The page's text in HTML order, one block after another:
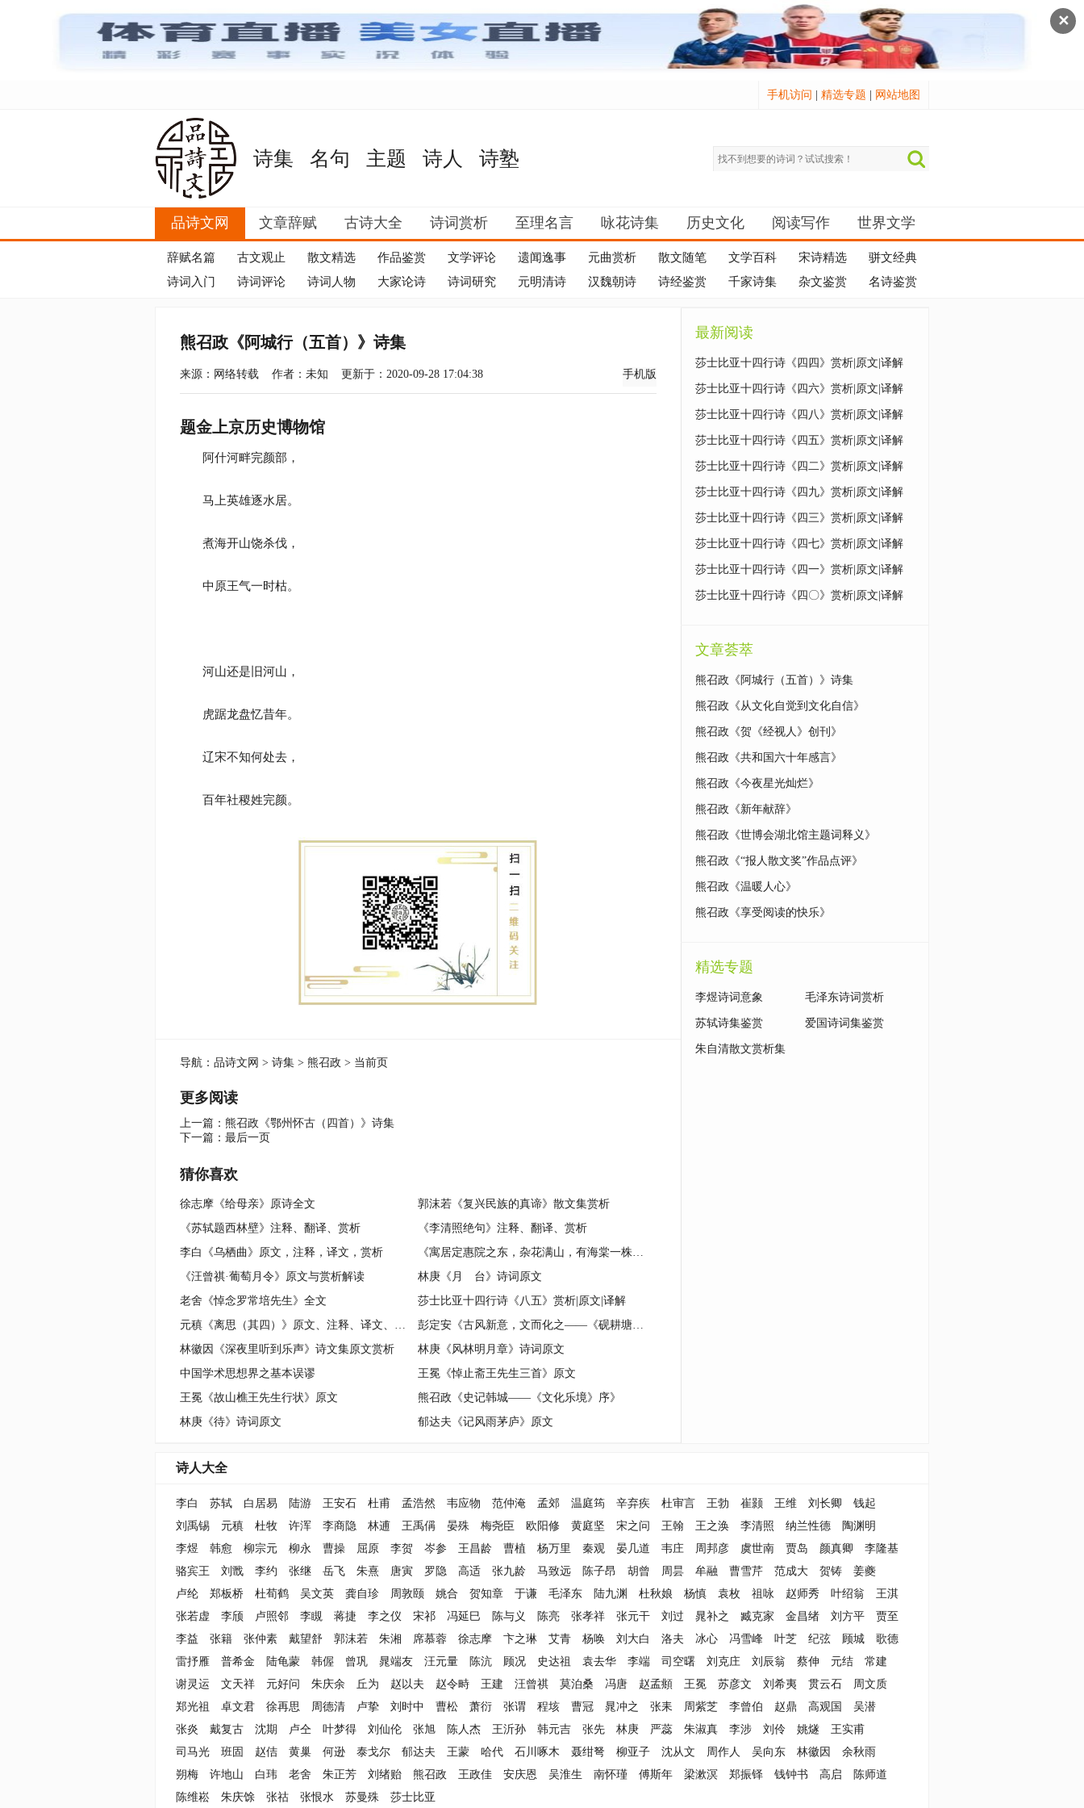
✕
手机访问 精选专题 网站地图
诗集 名句 主题 诗人 诗塾
品诗文网 文章辞赋 古诗大全 诗词赏析 至理名言 咏花诗集 历史文化 阅读写作 世界文学
辞赋名篇 古文观止 散文精选 作品鉴赏 文学评论 遗闻逸事 元曲赏析 散文随笔 文学百科 宋诗精选
骈文经典
诗词入门
诗词评论 诗词人物 大家论诗 诗词研究 元明清诗 汉魏朝诗 诗经鉴赏 千家诗集 杂文鉴赏 名诗鉴赏
熊召政《阿城行（五首）》诗集
来源：网络转载 作者：未知 更新于：2020-09-28 17:04:38 手机版
题金上京历史博物馆
阿什河畔完颜部，
马上英雄逐水居。
煮海开山饶杀伐，
中原王气一时枯。
河山还是旧河山，
虎踞龙盘忆昔年。
辽宋不知何处去，
百年社稷姓完颜。
导航： 品诗文网 > 诗集 > 熊召政 > 当前页
更多阅读
上一篇： 熊召政《鄂州怀古（四首）》诗集
下一篇： 最后一页
猜你喜欢
徐志摩《给母亲》原诗全文
郭沫若《复兴民族的真谛》散文集赏析
《苏轼题西林壁》注释、翻译、赏析
《李清照绝句》注释、翻译、赏析
李白《乌栖曲》原文，注释，译文，赏析
《寓居定惠院之东，杂花满山，有海棠一株，土人不知贵也》古诗旨意赏析
《汪曾祺·葡萄月令》原文与赏析解读
林庚《月 台》诗词原文
老舍《悼念罗常培先生》全文
莎士比亚十四行诗《八五》赏析|原文|译解
元稹《离思（其四）》原文、注释、译文、鉴赏
彭定安《古风新意，文而化之——《砚耕塘诗稿》读后》
林徽因《深夜里听到乐声》诗文集原文赏析
林庚《风林明月章》诗词原文
中国学术思想界之基本误谬
王冕《悼止斋王先生三首》原文
王冕《故山樵王先生行状》原文
熊召政《史记韩城——《文化乐境》序》
林庚《待》诗词原文
郁达夫《记风雨茅庐》原文
最新阅读
莎士比亚十四行诗《四四》赏析|原文|译解
莎士比亚十四行诗《四六》赏析|原文|译解
莎士比亚十四行诗《四八》赏析|原文|译解
莎士比亚十四行诗《四五》赏析|原文|译解
莎士比亚十四行诗《四二》赏析|原文|译解
莎士比亚十四行诗《四九》赏析|原文|译解
莎士比亚十四行诗《四三》赏析|原文|译解
莎士比亚十四行诗《四七》赏析|原文|译解
莎士比亚十四行诗《四一》赏析|原文|译解
莎士比亚十四行诗《四〇》赏析|原文|译解
文章荟萃
熊召政《阿城行（五首）》诗集
熊召政《从文化自觉到文化自信》
熊召政《贺《经视人》创刊》
熊召政《共和国六十年感言》
熊召政《今夜星光灿烂》
熊召政《新年献辞》
熊召政《世博会湖北馆主题词释义》
熊召政《“报人散文奖”作品点评》
熊召政《温暖人心》
熊召政《享受阅读的快乐》
精选专题
李煜诗词意象 毛泽东诗词赏析
苏轼诗集鉴赏 爱国诗词集鉴赏
朱自清散文赏析集
诗人大全
李白 苏轼 白居易 陆游 王安石 杜甫 孟浩然 韦应物 范仲淹 孟郊 温庭筠 辛弃疾 杜审言 王勃 崔颢 王维 刘长卿
钱起
刘禹锡
元稹 杜牧 许浑 李商隐 林逋 王禹偁 晏殊 梅尧臣 欧阳修 黄庭坚 宋之问 王翰 王之涣 李清照 纳兰性德
陶渊明
李煜
韩愈 柳宗元 柳永 曹操 屈原 李贺 岑参 王昌龄 曹植 杨万里 秦观 晏几道 韦庄 周邦彦 虞世南 贾岛 颜真卿
李隆基
骆宾王
刘戬 李约 张继 岳飞 朱熹 唐寅 罗隐 高适 张九龄 马致远 陈子昂 胡曾 周昙 牟融 曹雪芹 范成大 贺铸
姜夔
卢纶
郑板桥 杜荀鹤 吴文英 龚自珍 周敦颐 姚合 贺知章 于谦 毛泽东 陆九渊 杜秋娘 杨慎 袁枚 祖咏 赵师秀 叶绍翁
王淇
张若虚
李颀 卢照邻 李瞡 蒋捷 李之仪 宋祁 冯延巳 陈与义 陈亮 张孝祥 张元干 刘过 晁补之 臧克家 金昌绪 刘方平
贾至
李益
张籍 张仲素 戴望舒 郭沫若 朱湘 席慕蓉 徐志摩 卞之琳 艾青 杨唤 刘大白 洛夫 冰心 冯雪峰 叶芝 纪弦 顾城
歌德
雷抒雁
普希金 陆龟蒙 韩偓 曾巩 晁端友 汪元量 陈沆 顾况 史达祖 袁去华 李端 司空曙 刘克庄 刘辰翁 蔡伸 元结
常建
谢灵运
文天祥 元好问 朱庆余 丘为 赵以夫 赵令畤 王建 汪曾祺 莫泊桑 冯唐 赵孟頫 王冕 苏彦文 刘希夷 贯云石
周文质
郑光祖
卓文君 徐再思 周德清 卢挚 刘时中 曹松 萧衍 张谓 程垓 曹冠 晁冲之 张耒 周紫芝 李曾伯 赵鼎 高观国
吴潜
张炎
戴复古 沈期 卢仝 叶梦得 刘仙伦 张旭 陈人杰 王沂孙 韩元吉 张先 林庚 严蕊 朱淑真 李涉 刘伶 姚燧
王实甫
司马光
班固 赵佶 黄巢 何逊 泰戈尔 郁达夫 王蒙 哈代 石川啄木 聂绀弩 柳亚子 沈从文 周作人 吴向东 林徽因
余秋雨
朔梅
许地山 白玮 老舍 朱正芳 刘绪贻 熊召政 王政佳 安庆恩 吴淮生 南怀瑾 傅斯年 梁漱溟 郑振铎 钱钟书 高启
陈师道
陈维崧
朱庆馀 张祜 张恨水 苏曼殊 莎士比亚